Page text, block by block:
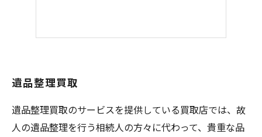
遺品整理買取
遺品整理買取のサービスを提供している買取店では、故
人の遺品整理を行う相続人の方々に代わって、貴重な品